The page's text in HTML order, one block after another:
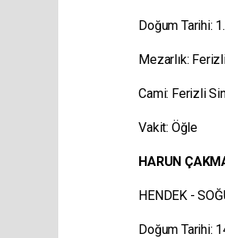
Doğum Tarihi:
Mezarlık:
Cami: Ferizli
Vakit: Öğle
HARUN
HENDEK -
Doğum Tarihi: